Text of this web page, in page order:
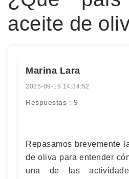
aceite de
Marina Lara
2025-09-19 14:34:52
Respuestas : 9
Repasamos brevemente
de oliva para entender
una de las